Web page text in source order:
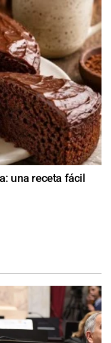
una receta fácil